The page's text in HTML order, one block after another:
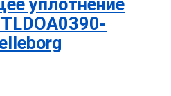
уплотнение